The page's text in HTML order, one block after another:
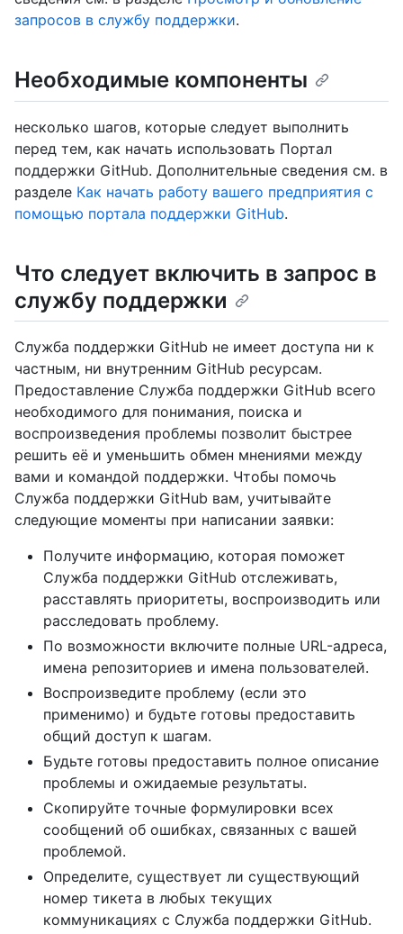
запросов в службу поддержки.
Необходимые компоненты
несколько шагов, которые следует выполнить
перед тем, как начать использовать Портал
поддержки GitHub. Дополнительные сведения см. в
разделе Как начать работу вашего предприятия с
помощью портала поддержки GitHub.
Что следует включить в запрос в
службу поддержки
Служба поддержки GitHub не имеет доступа ни к
частным, ни внутренним GitHub ресурсам.
Предоставление Служба поддержки GitHub всего
необходимого для понимания, поиска и
воспроизведения проблемы позволит быстрее
решить её и уменьшить обмен мнениями между
вами и командой поддержки. Чтобы помочь
Служба поддержки GitHub вам, учитывайте
следующие моменты при написании заявки:
Получите информацию, которая поможет
Служба поддержки GitHub отслеживать,
расставлять приоритеты, воспроизводить или
расследовать проблему.
По возможности включите полные URL-адреса,
имена репозиториев и имена пользователей.
Воспроизведите проблему (если это
применимо) и будьте готовы предоставить
общий доступ к шагам.
Будьте готовы предоставить полное описание
проблемы и ожидаемые результаты.
Скопируйте точные формулировки всех
сообщений об ошибках, связанных с вашей
проблемой.
Определите, существует ли существующий
номер тикета в любых текущих
коммуникациях с Служба поддержки GitHub.